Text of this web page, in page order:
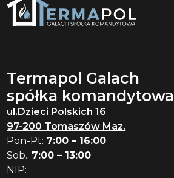
Termapol Galach
spółka komandytowa
ul.Dzieci Polskich 16
97-200 Tomaszów Maz.
Pon-Pt: 7:00 – 16:00
Sob.: 7:00 – 13:00
NIP: